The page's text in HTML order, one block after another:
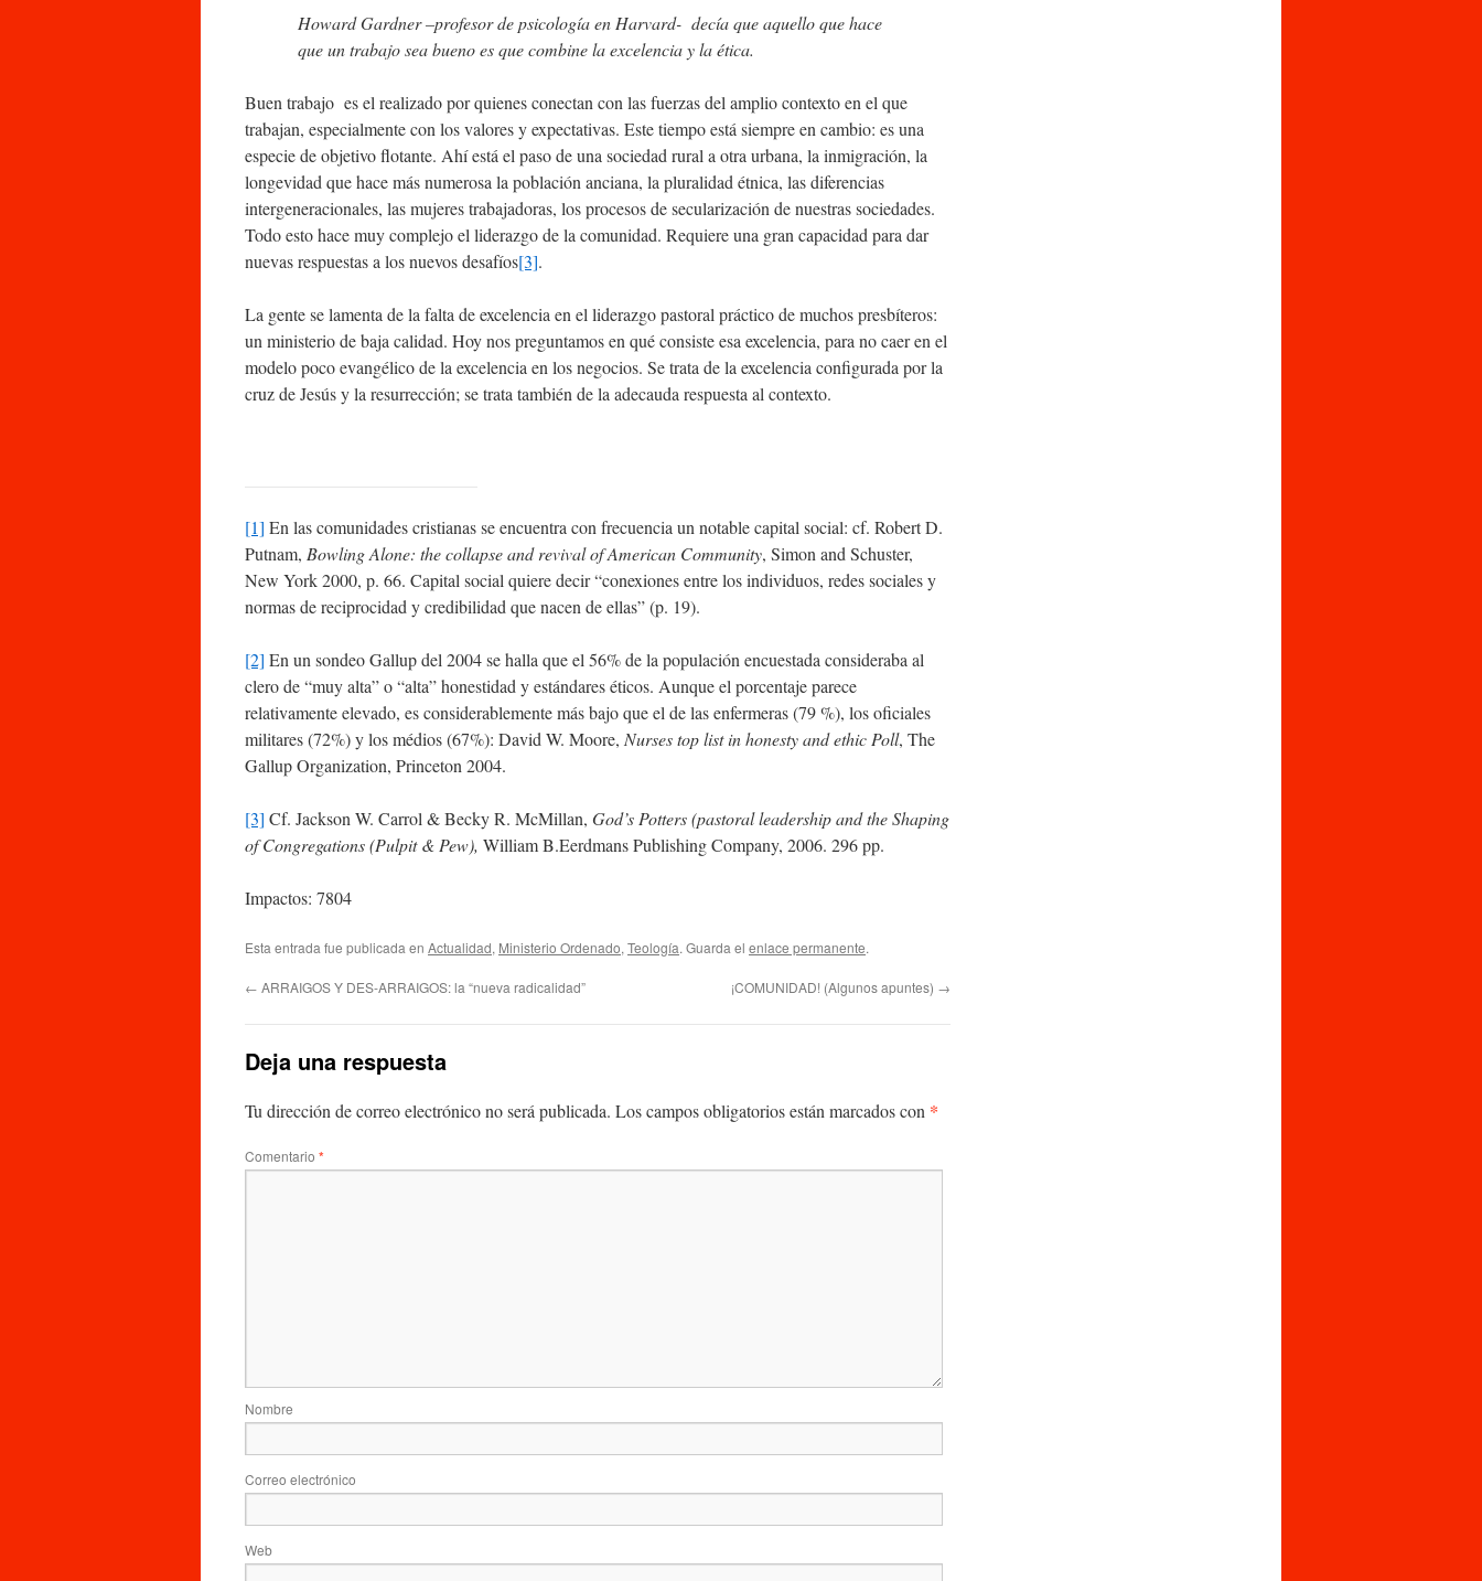
Howard Gardner –profesor de psicología en Harvard- decía que aquello que hace
que un trabajo sea bueno es que combine la excelencia y la ética.
Buen trabajo es el realizado por quienes conectan con las fuerzas del amplio contexto en el que
trabajan, especialmente con los valores y expectativas. Este tiempo está siempre en cambio: es una
especie de objetivo flotante. Ahí está el paso de una sociedad rural a otra urbana, la inmigración, la
longevidad que hace más numerosa la población anciana, la pluralidad étnica, las diferencias
intergeneracionales, las mujeres trabajadoras, los procesos de secularización de nuestras sociedades.
Todo esto hace muy complejo el liderazgo de la comunidad. Requiere una gran capacidad para dar
nuevas respuestas a los nuevos desafíos[3].
La gente se lamenta de la falta de excelencia en el liderazgo pastoral práctico de muchos presbíteros:
un ministerio de baja calidad. Hoy nos preguntamos en qué consiste esa excelencia, para no caer en el
modelo poco evangélico de la excelencia en los negocios. Se trata de la excelencia configurada por la
cruz de Jesús y la resurrección; se trata también de la adecauda respuesta al contexto.
[1] En las comunidades cristianas se encuentra con frecuencia un notable capital social: cf. Robert D.
Putnam, Bowling Alone: the collapse and revival of American Community, Simon and Schuster,
New York 2000, p. 66. Capital social quiere decir “conexiones entre los individuos, redes sociales y
normas de reciprocidad y credibilidad que nacen de ellas” (p. 19).
[2] En un sondeo Gallup del 2004 se halla que el 56% de la populación encuestada consideraba al
clero de “muy alta” o “alta” honestidad y estándares éticos. Aunque el porcentaje parece
relativamente elevado, es considerablemente más bajo que el de las enfermeras (79 %), los oficiales
militares (72%) y los médios (67%): David W. Moore, Nurses top list in honesty and ethic Poll, The
Gallup Organization, Princeton 2004.
[3] Cf. Jackson W. Carrol & Becky R. McMillan, God’s Potters (pastoral leadership and the Shaping
of Congregations (Pulpit & Pew), WilliamB.Eerdmans Publishing Company, 2006. 296 pp.
Impactos: 7804
Esta entrada fue publicada en Actualidad, Ministerio Ordenado, Teología. Guarda el enlace permanente.
← ARRAIGOS Y DES-ARRAIGOS: la “nueva radicalidad” ¡COMUNIDAD! (Algunos apuntes) →
Deja una respuesta
Tu dirección de correo electrónico no será publicada. Los campos obligatorios están marcados con *
Comentario *
Nombre
Correo electrónico
Web